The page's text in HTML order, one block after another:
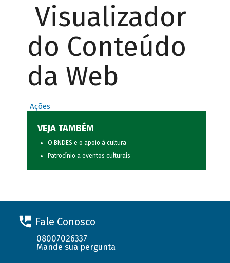
Visualizador
do Conteúdo
da Web
Ações
VEJA TAMBÉM
O BNDES e o apoio à cultura
Patrocínio a eventos culturais
Fale Conosco
08007026337
Mande sua pergunta